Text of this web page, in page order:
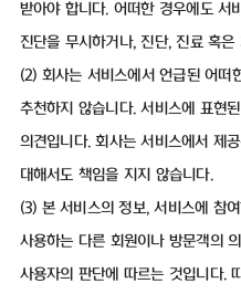
받아야 합니다. 어떠한 경우에도 서
진단을 무시하거나, 진단, 진료 혹
(2) 회사는 서비스에서 언급된 어떠
추천하지 않습니다. 서비스에 표현
의견입니다. 회사는 서비스에서 제
대해서도 책임을 지지 않습니다.
(3) 본 서비스의 정보, 서비스에 참
사용하는 다른 회원이나 방문객의
사용자의 판단에 따르는 것입니다.